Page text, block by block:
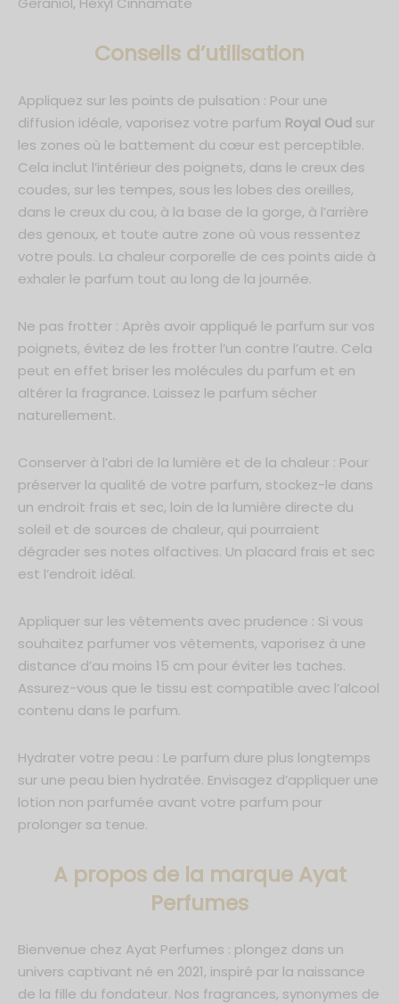
Conseils d’utilisation
Appliquez sur les points de pulsation : Pour une
diffusion idéale, vaporisez votre parfum Royal Oud sur
les zones où le battement du cœur est perceptible.
Cela inclut l’intérieur des poignets, dans le creux des
coudes, sur les tempes, sous les lobes des oreilles,
dans le creux du cou, à la base de la gorge, à l’arrière
des genoux, et toute autre zone où vous ressentez
votre pouls. La chaleur corporelle de ces points aide à
exhaler le parfum tout au long de la journée.
Ne pas frotter : Après avoir appliqué le parfum sur vos
poignets, évitez de les frotter l’un contre l’autre. Cela
peut en effet briser les molécules du parfum et en
altérer la fragrance. Laissez le parfum sécher
naturellement.
Conserver à l’abri de la lumière et de la chaleur : Pour
préserver la qualité de votre parfum, stockez-le dans
un endroit frais et sec, loin de la lumière directe du
soleil et de sources de chaleur, qui pourraient
dégrader ses notes olfactives. Un placard frais et sec
est l’endroit idéal.
Appliquer sur les vêtements avec prudence : Si vous
souhaitez parfumer vos vêtements, vaporisez à une
distance d’au moins 15 cm pour éviter les taches.
Assurez-vous que le tissu est compatible avec l’alcool
contenu dans le parfum.
Hydrater votre peau : Le parfum dure plus longtemps
sur une peau bien hydratée. Envisagez d’appliquer une
lotion non parfumée avant votre parfum pour
prolonger sa tenue.
A propos de la marque Ayat
Perfumes
Bienvenue chez Ayat Perfumes : plongez dans un
univers captivant né en 2021, inspiré par la naissance
de la fille du fondateur. Nos fragrances, synonymes de